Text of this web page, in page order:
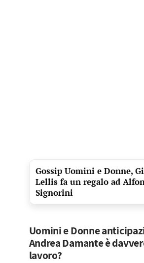
Gossip Uomini e Donne,
Lellis fa un regalo ad
Signorini
Uomini e Donne
Andrea Damante è
lavoro?